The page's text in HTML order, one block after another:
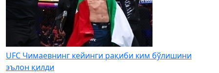
UFC Чимаевнинг кейинги рақиби ким бўлишини
эълон қилди